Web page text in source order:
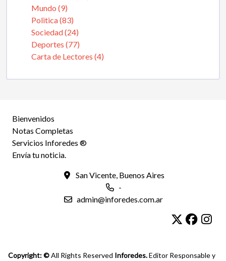
Mundo (9)
Politica (83)
Sociedad (24)
Deportes (77)
Carta de Lectores (4)
Bienvenidos
Notas Completas
Servicios Inforedes ®
Envía tu noticia.
San Vicente, Buenos Aires
-
admin@inforedes.com.ar
Copyright: ©All Rights Reserved Inforedes.Editor Responsable y